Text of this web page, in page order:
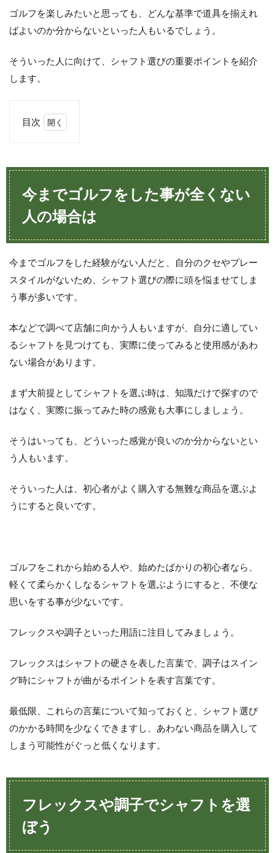
ゴルフを楽しみたいと思っても、どんな基準で道具を揃えれ
ばよいのか分からないといった人もいるでしょう。
そういった人に向けて、シャフト選びの重要ポイントを紹介
します。
目次
ゴ
ル
フ
を
た
が
全
く
な
人
場
合
2
フ
レ
ク
ス
や
子
シ
選
ぼ
格
に
ゴ
ル
を
め
た
は
ャ
フ
ト
の
重
今までゴルフをした事が全くない
人の場合は
今までゴルフをした経験がない人だと、自分のクセやプレー
スタイルがないため、シャフト選びの際に頭を悩ませてしま
う事が多いです。
本などで調べて店舗に向かう人もいますが、自分に適してい
るシャフトを見つけても、実際に使ってみると使用感があわ
ない場合があります。
まず大前提としてシャフトを選ぶ時は、知識だけで探すので
はなく、実際に振ってみた時の感覚も大事にしましょう。
そうはいっても、どういった感覚が良いのか分からないとい
う人もいます。
そういった人は、初心者がよく購入する無難な商品を選ぶよ
うにすると良いです。
ゴルフをこれから始める人や、始めたばかりの初心者なら、
軽くて柔らかくしなるシャフトを選ぶようにすると、不便な
思いをする事が少ないです。
フレックスや調子といった用語に注目してみましょう。
フレックスはシャフトの硬さを表した言葉で、調子はスイン
グ時にシャフトが曲がるポイントを表す言葉です。
最低限、これらの言葉について知っておくと、シャフト選び
のかかる時間を少なくできますし、あわない商品を購入して
しまう可能性がぐっと低くなります。
フレックスや調子でシャフトを選
ぼう